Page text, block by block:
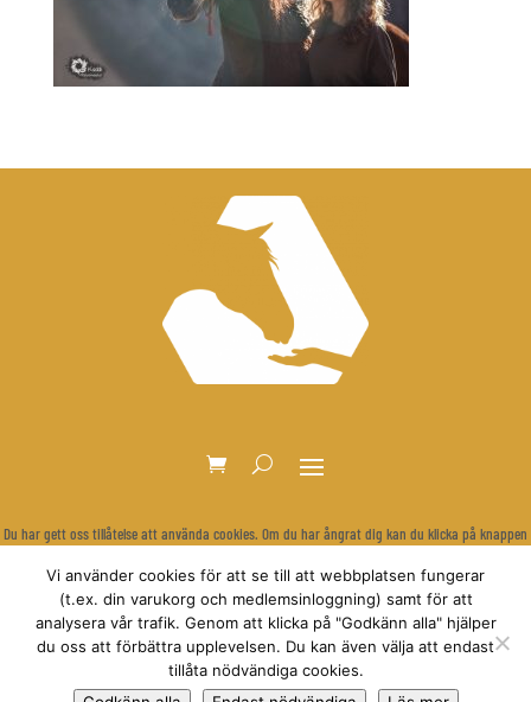
Du har gett oss tillåtelse att använda cookies. Om du har ångrat dig kan du klicka på knappen
Återkalla samtycke
© Relationsbaserad Hästträning
Vi använder cookies för att se till att webbplatsen fungerar
(t.ex. din varukorg och medlemsinloggning) samt för att
analysera vår trafik. Genom att klicka på "Godkänn alla" hjälper
du oss att förbättra upplevelsen. Du kan även välja att endast
tillåta nödvändiga cookies.